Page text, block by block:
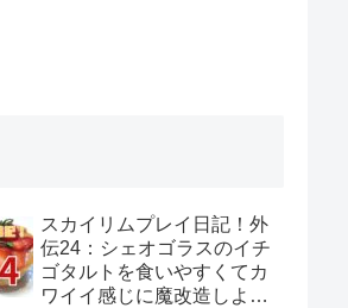
スカイリムプレイ日記！外
伝24：シェオゴラスのイチ
ゴタルトを食いやすくてカ
ワイイ感じに魔改造しよ